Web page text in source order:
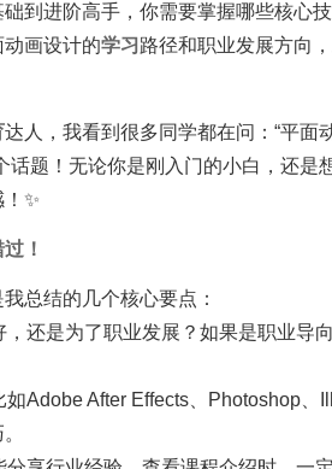
到进阶高手，你需要掌握哪些核心
画设计的学习 路径和职业发展方向
达人，我看到很多同学都在问：“平面
话题！无论你是刚入门的小白，还是
✨
！
总结的几个核心要点：
还是为了职业发展？如果是职业导
Adobe After Effects、Photoshop、